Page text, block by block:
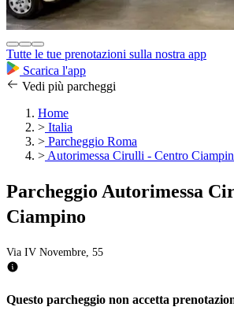
Tutte le tue prenotazioni sulla nostra app
Scarica l'app
Vedi più parcheggi
Home
> Italia
> Parcheggio Roma
> Autorimessa Cirulli - Centro
Parcheggio Autorimessa
Ciampino
Via IV Novembre, 55
Questo parcheggio non accetta